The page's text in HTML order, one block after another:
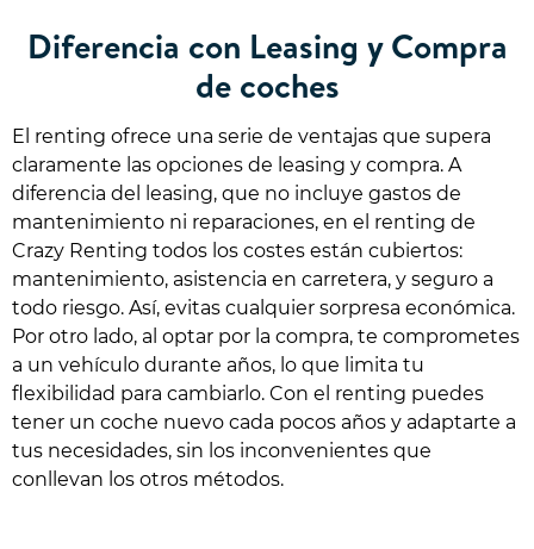
Diferencia con Leasing y Compra
de coches
El renting ofrece una serie de ventajas que supera
claramente las opciones de leasing y compra. A
diferencia del leasing, que no incluye gastos de
mantenimiento ni reparaciones, en el renting de
Crazy Renting todos los costes están cubiertos:
mantenimiento, asistencia en carretera, y seguro a
todo riesgo. Así, evitas cualquier sorpresa económica.
Por otro lado, al optar por la compra, te comprometes
a un vehículo durante años, lo que limita tu
flexibilidad para cambiarlo. Con el renting puedes
tener un coche nuevo cada pocos años y adaptarte a
tus necesidades, sin los inconvenientes que
conllevan los otros métodos.